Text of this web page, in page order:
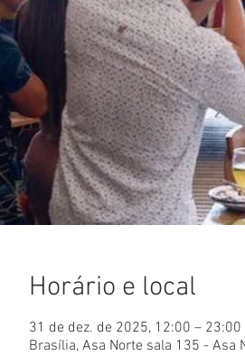
Horário e local
31 de dez. de 2025, 12:00 – 23:00
Brasília, Asa Norte sala 135 - Asa